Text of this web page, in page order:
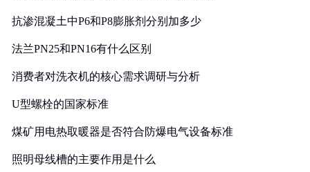
抗渗混凝土中P6和P8膨胀剂分别加多少
法兰PN25和PN16有什么区别
消费者对洗衣机的核心需求调研与分析
U型螺栓的国家标准
煤矿用电热取暖器是否符合防爆电气设备标准
照明母线槽的主要作用是什么